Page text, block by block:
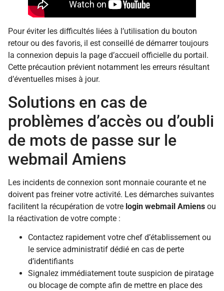
Pour éviter les difficultés liées à l’utilisation du bouton
retour ou des favoris, il est conseillé de démarrer toujours
la connexion depuis la page d’accueil officielle du portail.
Cette précaution prévient notamment les erreurs résultant
d’éventuelles mises à jour.
Solutions en cas de
problèmes d’accès ou d’oubli
de mots de passe sur le
webmail Amiens
Les incidents de connexion sont monnaie courante et ne
doivent pas freiner votre activité. Les démarches suivantes
facilitent la récupération de votre login webmail Amiens ou
la réactivation de votre compte :
Contactez rapidement votre chef d’établissement ou
le service administratif dédié en cas de perte
d’identifiants
Signalez immédiatement toute suspicion de piratage
ou blocage de compte afin de mettre en place des